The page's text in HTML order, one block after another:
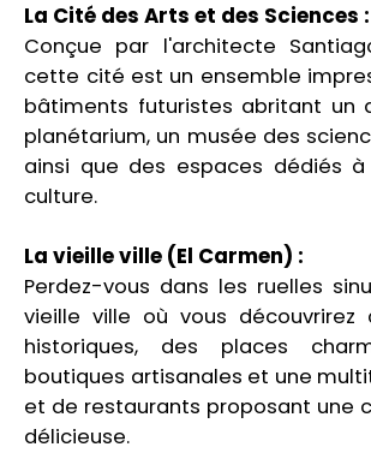
La Cité des Arts et des Sciences :
Conçue par l'architecte
cette cité est un ensemble
bâtiments futuristes abritant un
planétarium, un musée des
ainsi que des espaces dédiés
culture.
La vieille ville (El Carmen) :
Perdez-vous dans les ruelles
vieille ville où vous découvrirez
historiques, des places
boutiques artisanales et une
et de restaurants proposant une
délicieuse.